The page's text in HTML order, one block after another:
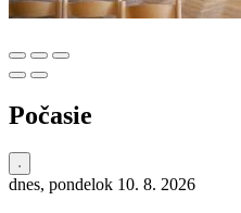
Počasie
dnes, pondelok 10. 8. 2026